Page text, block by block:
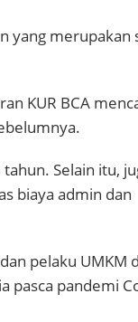
yang merupakan
KUR BCA
Selain itu,
biaya admin dan
pelaku UMKM
pasca pandemi